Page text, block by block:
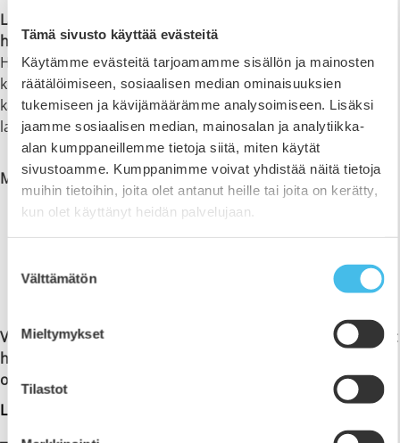
Tämä sivusto käyttää evästeitä
Käytämme evästeitä tarjoamamme sisällön ja mainosten
räätälöimiseen, sosiaalisen median ominaisuuksien
tukemiseen ja kävijämäärämme analysoimiseen. Lisäksi
jaamme sosiaalisen median, mainosalan ja analytiikka-
alan kumppaneillemme tietoja siitä, miten käytät
sivustoamme. Kumppanimme voivat yhdistää näitä tietoja
muihin tietoihin, joita olet antanut heille tai joita on kerätty,
kun olet käyttänyt heidän palvelujaan.
valinta
Välttämätön
Mieltymykset
Tilastot
Lastenohjaaja työskentelee varhaiskasvatuksen tehtävissä
huolehtimalla lapsen kokonaisvaltaisesta hyvinvoinnista.
Hän voi työskennellä myös erilaisten perheiden ja
kouluikäisten lasten kanssa. Lastenohjaajan työ on
kasvatusta, hoitoa ja huolenpitoa. Ammattinimike on
lastenohjaaja.
Mahdollisia työpaikkoja:
Päiväkodit
Avoin päiväkoti
Varhaiskasvatuksen ja perhetoiminnan opiskelijat pääsevät
harjoittelemaan tulevaa työtään käytännössä jo
opiskeluaikana omassa opetuspäiväkodissamme!
Lue lisää Etelä-Pohjanmaan Opiston opetuspäiväkodista